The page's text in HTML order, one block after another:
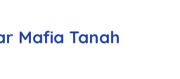
Mafia Tanah